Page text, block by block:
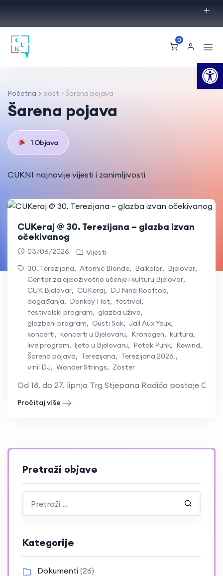
0
Početna post > Šarena pojava
Šarena pojava
1 Objava
CUKNI najnovije vijesti i zanimljivosti
CUKeraj @ 30. Terezijana – glazba izvan
očekivanog
03/06/2026
Vijesti
30. Terezijana, Atomic Blonde, Balkalar, Bjelovar,
Centar za cjeloživotno učenje i kulturu Bjelovar,
CUK Bjelovar, CUKeraj, DJ Nina Rooftop,
događanja, Donkey Hot, festival,
festivalski program, glazba uživo,
glazbeni program, Gusti Sok, Jall Aux Yeux,
koncerti, koncerti u Bjelovaru, Kronogen, kultura,
live program, ljeto u Bjelovaru, Petak Punk, Rewind,
Šarena pojava, Terezijana, Terezijana 2026.,
vinil DJ, Wonder Strings, Zoster
Od 18. do 27. lipnja Trg Stjepana Radića postaje
Pročitaj više
Pretraži objave
Kategorije
Dokumenti (26)